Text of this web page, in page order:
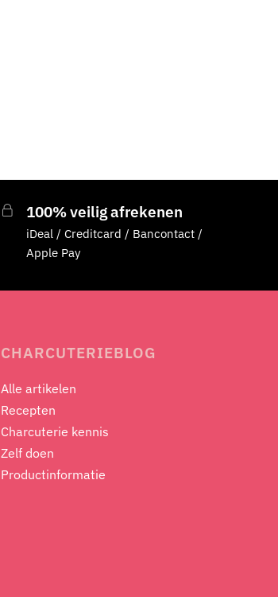
100% veilig afrekenen
iDeal / Creditcard / Bancontact /
Apple Pay
CHARCUTERIEBLOG
Alle artikelen
Recepten
Charcuterie kennis
Zelf doen
Productinformatie